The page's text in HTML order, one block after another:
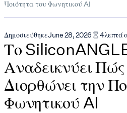
ΔημοσιεύθηκεJune 28, 2026 4λεπτά
Το
Αναδεικνύει
Διορθώνει την
Φωνητικού AI